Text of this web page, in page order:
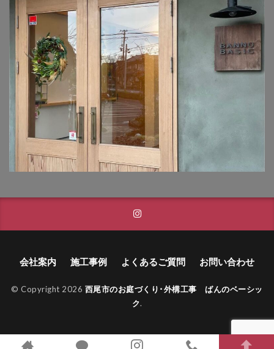
会社案内 施工事例 よくあるご質問 お問い合わせ
© Copyright 2026 西尾市のお庭づくり･外構工事 ばんのベーシッ
ク.
タカショー セラトップストーンタイル
タカショー セラレバンテ
タカショー タンモクウッド
タカショー デザインパネルⅡ
タカショー フレームポーチ
タカショー マリンライト
タカショー モクプラボード
タカショー モダンクラシックライト
タカショー ロイヤルフェンス
パナソニック LGW46149K
パナソニック コンボ
パナソニック ユーロバッグ
ボビ
ボビカーゴ
マックスノブロック ボン
ユーロ物置 フロントエントリー